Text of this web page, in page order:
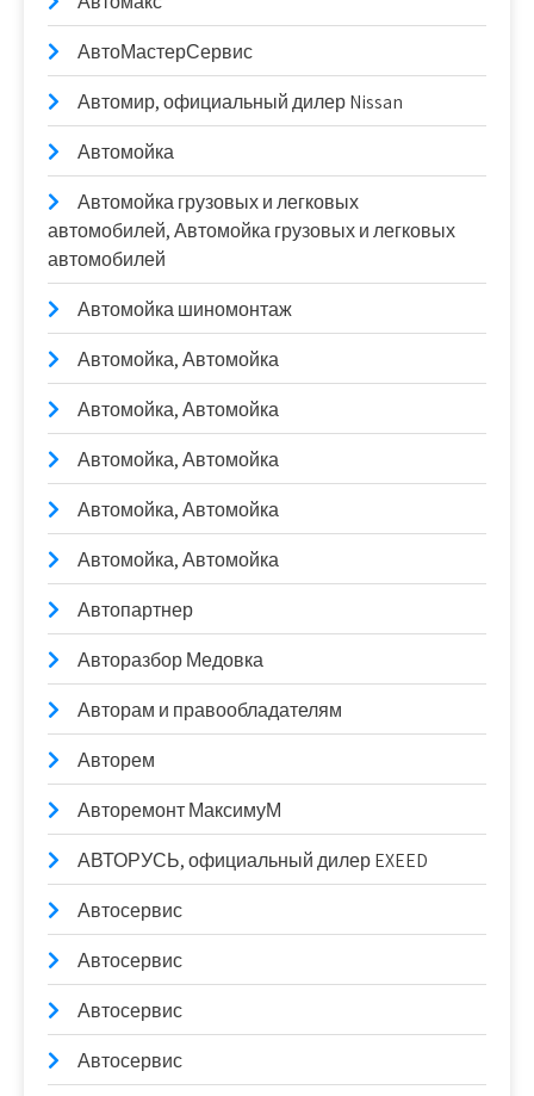
АвтоМастерСервис
Автомир, официальный дилер Nissan
Автомойка
Автомойка грузовых и легковых
автомобилей, Автомойка грузовых и легковых
автомобилей
Автомойка шиномонтаж
Автомойка, Автомойка
Автомойка, Автомойка
Автомойка, Автомойка
Автомойка, Автомойка
Автомойка, Автомойка
Автопартнер
Авторазбор Медовка
Авторам и правообладателям
Авторем
Авторемонт МаксимуМ
АВТОРУСЬ, официальный дилер EXEED
Автосервис
Автосервис
Автосервис
Автосервис